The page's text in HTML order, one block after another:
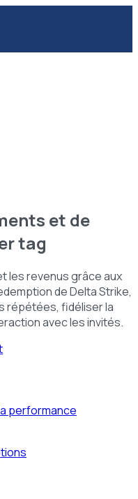
et de
tag
les revenus grâce aux
de Delta Strike,
répétées, fidéliser la
avec les invités.
performance